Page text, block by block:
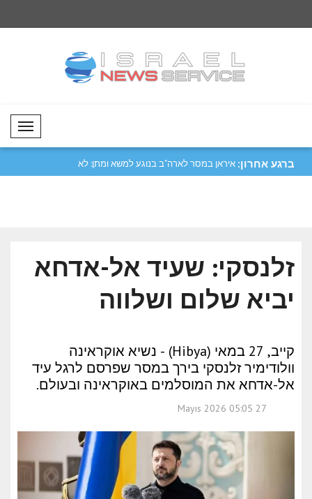
Mobil Menü
ברגע אחרון: פקיסטן דנה בשיתוףאיראן במסר לארה"ב בנוגע למשא ומתן: לא הקריפטו..
זלנסקי: שעיד אל-אדחא
יביא שלום ושלווה
קייב, 27 במאי (Hibya) - נשיא אוקראינה
וולודימיר זלנסקי בירך במסר שפרסם לרגל עיד
אל-אדחא את המוסלמים באוקראינה ובעולם.
27 Mayıs 2026 05:05